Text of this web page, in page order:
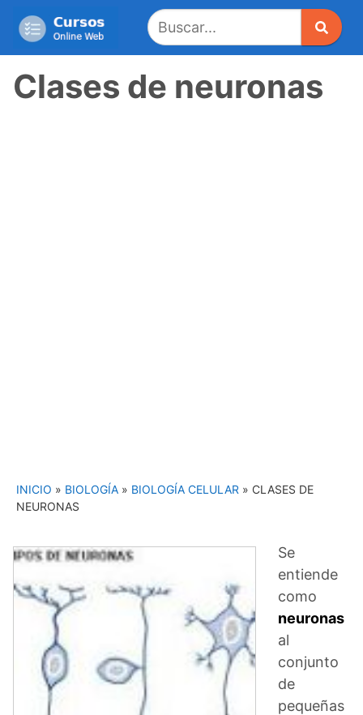
Clases de neuronas
INICIO » BIOLOGÍA » BIOLOGÍA CELULAR » CLASES DE
NEURONAS
Se
entiende
como
neuronas
al
conjunto
de
pequeñas